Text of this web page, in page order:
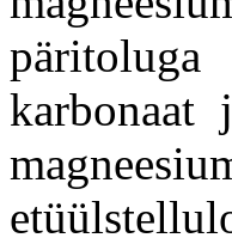
karbonaat